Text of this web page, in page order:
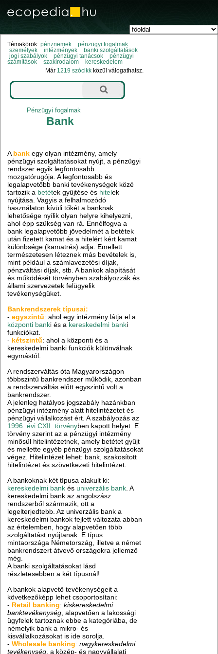
Témakörök: pénznemek
pénzügyi fogalmak
személyek
intézmények
banki szolgáltatások
jogi szabályok
pénzügyi tanácsok
pénzügyi
számítások
szakirodalom
kereskedelem
Már 1219 szócikk közül válogathatsz.
Pénzügyi fogalmak
Bank
A bank egy olyan intézmény, amely
pénzügyi szolgáltatásokat nyújt, a pénzügyi
rendszer egyik legfontosabb
mozgatórugója. A legfontosabb és
legalapvetőbb banki tevékenységek közé
tartozik a betétek gyűjtése és hitelek
nyújtása. Vagyis a felhalmozódó
használaton kívüli tőkét a banknak
lehetősége nyílik olyan helyre kihelyezni,
ahol épp szükség van rá. Ennélfogva a
bank legalapvetőbb jövedelmét a betétek
után fizetett kamat és a hitelért kért kamat
különbsége (kamatrés) adja. Emellett
természetesen léteznek más bevételek is,
mint például a számlavezetési díjak,
pénzváltási díjak, stb. A bankok alapítását
és működését törvényben szabályozzák és
állami szervezetek felügyelik
tevékenységüket.
Bankrendszerek típusai:
-egyszintű: ahol egy intézmény látja el a
központi banki és a kereskedelmi banki
funkciókat.
- kétszintű: ahol a központi és a
kereskedelmi banki funkciók különválnak
egymástól.
A rendszerváltás óta Magyarországon
többszintű bankrendszer működik, azonban
a rendszerváltás előtt egyszintű volt a
bankrendszer.
A jelenleg hatályos jogszabály hazánkban
pénzügyi intézmény alatt hitelintézetet és
pénzügyi vállalkozást ért. A szabályozás az
1996. évi CXII. törvényben kapott helyet. E
törvény szerint az a pénzügyi intézmény
minősül hitelintézetnek, amely betétet gyűjt
és mellette egyéb pénzügyi szolgáltatásokat
végez. Hitelintézet lehet: bank, szakosított
hitelintézet és szövetkezeti hitelintézet.
A bankoknak két típusa alakult ki:
kereskedelmi bank és univerzális bank . A
kereskedelmi bank az angolszász
rendszerből származik, ott a
legelterjedtebb. Az univerzális bank a
kereskedelmi bankok fejlett változata abban
az értelemben, hogy alapvetően több
szolgáltatást nyújtanak. E típus
mintaországa Németország, illetve a német
bankrendszert átvevő országokra jellemző
még.
A banki szolgáltatásokat lásd
részletesebben a két típusnál!
A bankok alapvető tevékenységeit a
következőképp lehet csoportosítani:
- Retail banking:kiskereskedelmi
banktevékenység , alapvetően a lakossági
ügyfelek tartoznak ebbe a kategóriába, de
némelyik bank a mikro- és
kisvállalkozásokat is ide sorolja.
-Wholesale banking:nagykereskedelmi
tevékenység , a közép- és nagyvállalati